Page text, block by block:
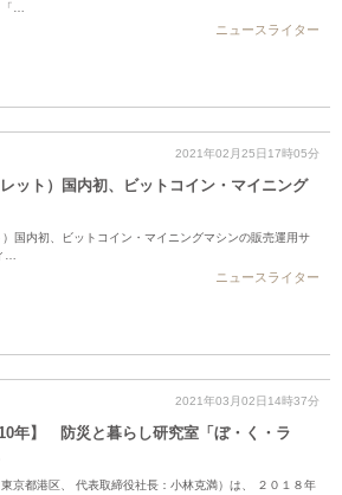
…
ニュースライター
2021年02月25日17時05分
ット）国内初、ビットコイン・マイニング
国内初、ビットコイン・マイニングマシンの販売運用サ
…
ニュースライター
2021年03月02日14時37分
10年】 防災と暮らし研究室「ぼ・く・ラ
京都港区、 代表取締役社長：小林克満）は、 ２０１８年